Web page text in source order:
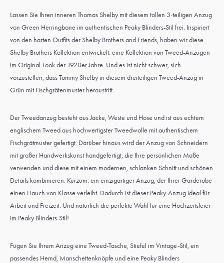
Lassen Sie Ihren inneren Thomas Shelby mit diesem tollen 3-teiligen Anzug
von Green Herringbone im authentischen Peaky Blinders-Stil frei. Inspiriert
von den harten Outfits der Shelby Brothers and Friends, haben wir diese
Shelby Brothers Kollektion entwickelt: eine Kollektion von Tweed-Anzügen
im Original-Look der 1920er Jahre. Und es ist nicht schwer, sich
vorzustellen, dass Tommy Shelby in diesem dreiteiligen Tweed-Anzug in
Grün mit Fischgrätenmuster heraustritt.
Der Tweedanzug besteht aus Jacke, Weste und Hose und ist aus echtem
englischem Tweed aus hochwertigster Tweedwolle mit authentischem
Fischgrätmuster gefertigt. Darüber hinaus wird der Anzug von Schneidern
mit großer Handwerkskunst handgefertigt, die Ihre persönlichen Maße
verwenden und diese mit einem modernen, schlanken Schnitt und schönen
Details kombinieren. Kurzum: ein einzigartiger Anzug, der Ihrer Garderobe
einen Hauch von Klasse verleiht. Dadurch ist dieser Peaky-Anzug ideal für
Arbeit und Freizeit. Und natürlich die perfekte Wahl für eine Hochzeitsfeier
im Peaky Blinders-Stil!
Fügen Sie Ihrem Anzug eine Tweed-Tasche, Stiefel im Vintage-Stil, ein
passendes Hemd, Manschettenknöpfe und eine Peaky Blinders